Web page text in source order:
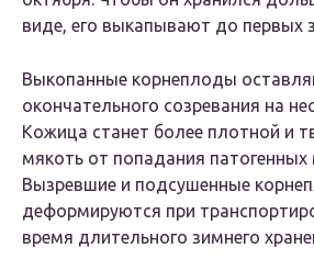
виде, его выкапывают до первых
Выкопанные корнеплоды
окончательного созревания на
Кожица станет более плотной и
мякоть от попадания
Вызревшие и подсушенные
деформируются при
время длительного зимнего